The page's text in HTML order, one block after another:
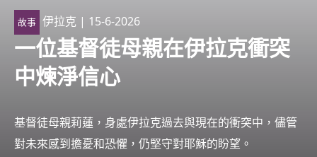
故事 伊拉克 | 15-6-2026
一位基督徒母親在伊拉克衝突
中煉淨信心
基督徒母親莉蓮，身處伊拉克過去與現在的衝突中，儘管
對未來感到擔憂和恐懼，仍堅守對耶穌的盼望。